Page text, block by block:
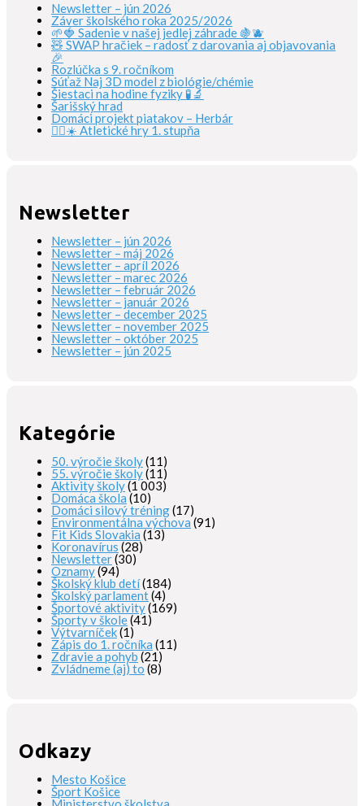
Newsletter – jún 2026
Záver školského roka 2025/2026
🌱🍓 Sadenie v našej jedlej záhrade 🍇🫐
🧸 SWAP hračiek – radosť z darovania aj objavovania
🎉
Rozlúčka s 9. ročníkom
Súťaž Naj 3D model z biológie/chémie
Šiestaci na hodine fyziky 🧪🔬
Šarišský hrad
Domáci projekt piatakov – Herbár
🏃‍♀️☀️ Atletické hry 1. stupňa
Newsletter
Newsletter – jún 2026
Newsletter – máj 2026
Newsletter – apríl 2026
Newsletter – marec 2026
Newsletter – február 2026
Newsletter – január 2026
Newsletter – december 2025
Newsletter – november 2025
Newsletter – október 2025
Newsletter – jún 2025
Kategórie
50. výročie školy(11)
55. výročie školy(11)
Aktivity školy(1 003)
Domáca škola (10)
Domáci silový tréning(17)
Environmentálna výchova (91)
Fit Kids Slovakia (13)
Koronavírus (28)
Newsletter(30)
Oznamy(94)
Školský klub detí(184)
Školský parlament(4)
Športové aktivity(169)
Športy v škole(41)
Výtvarníček(1)
Zápis do 1. ročníka (11)
Zdravie a pohyb (21)
Zvládneme (aj) to (8)
Odkazy
Mesto Košice
Šport Košice